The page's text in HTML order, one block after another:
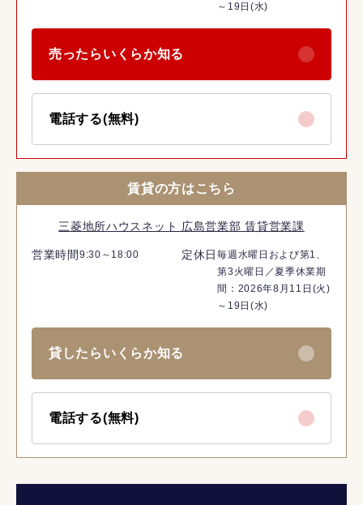
～19日(水)
売ったらいくらか知る
電話する(無料)
賃貸の方はこちら
三菱地所ハウスネット 広島営業部 賃貸営業課
営業時間 9:30～18:00 定休日毎週水曜日および第1、
第3火曜日／夏季休業期
間：2026年8月11日(火)
～19日(水)
貸したらいくらか知る
電話する(無料)